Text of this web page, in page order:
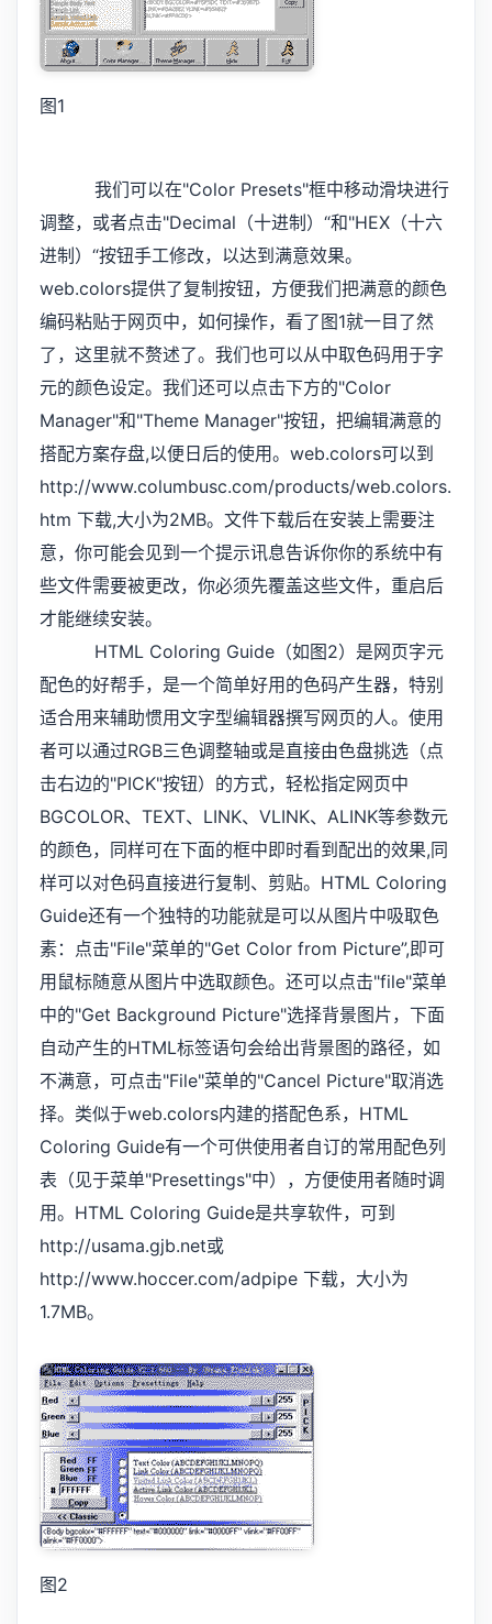
图1
我们可以在"Color Presets"框中移动滑块进行
调整，或者点击"Decimal（十进制）“和"HEX（十六
进制）“按钮手工修改，以达到满意效果。
web.colors提供了复制按钮，方便我们把满意的颜色
编码粘贴于网页中，如何操作，看了图1就一目了然
了，这里就不赘述了。我们也可以从中取色码用于字
元的颜色设定。我们还可以点击下方的"Color
Manager"和"Theme Manager"按钮，把编辑满意的
搭配方案存盘,以便日后的使用。web.colors可以到
http://www.columbusc.com/products/web.colors.
htm 下载,大小为2MB。文件下载后在安装上需要注
意，你可能会见到一个提示讯息告诉你你的系统中有
些文件需要被更改，你必须先覆盖这些文件，重启后
才能继续安装。
HTML Coloring Guide（如图2）是网页字元
配色的好帮手，是一个简单好用的色码产生器，特别
适合用来辅助惯用文字型编辑器撰写网页的人。使用
者可以通过RGB三色调整轴或是直接由色盘挑选（点
击右边的"PICK"按钮）的方式，轻松指定网页中
BGCOLOR、TEXT、LINK、VLINK、ALINK等参数元
的颜色，同样可在下面的框中即时看到配出的效果,同
样可以对色码直接进行复制、剪贴。HTML Coloring
Guide还有一个独特的功能就是可以从图片中吸取色
素：点击"File"菜单的"Get Color from Picture”,即可
用鼠标随意从图片中选取颜色。还可以点击"file"菜单
中的"Get Background Picture"选择背景图片，下面
自动产生的HTML标签语句会给出背景图的路径，如
不满意，可点击"File"菜单的"Cancel Picture"取消选
择。类似于web.colors内建的搭配色系，HTML
Coloring Guide有一个可供使用者自订的常用配色列
表（见于菜单"Presettings"中），方便使用者随时调
用。HTML Coloring Guide是共享软件，可到
http://usama.gjb.net或
http://www.hoccer.com/adpipe 下载，大小为
1.7MB。
图2